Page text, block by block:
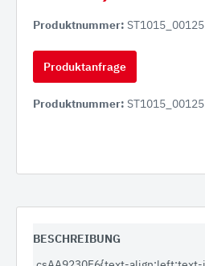
Produktnummer: ST1015_00125
Produktanfrage
Produktnummer: ST1015_00125
BESCHREIBUNG